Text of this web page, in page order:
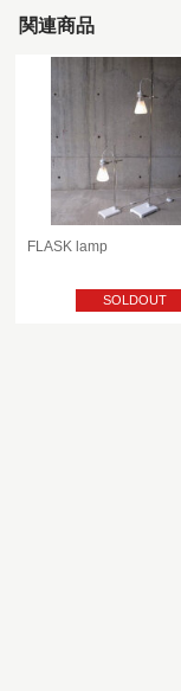
関連商品
FLASK lamp
SOLDOUT